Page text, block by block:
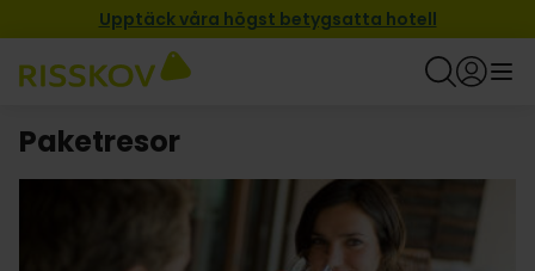
Upptäck våra högst betygsatta hotell
Paketresor